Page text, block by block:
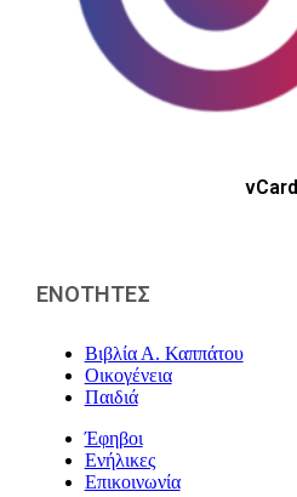
vCard
ΕΝΟΤΗΤΕΣ
Βιβλία Α. Καππάτου
Οικογένεια
Παιδιά
Έφηβοι
Ενήλικες
Επικοινωνία